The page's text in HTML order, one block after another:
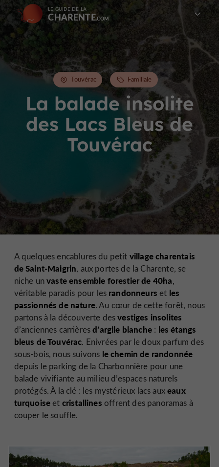
LE GUIDE DE LA
CHARENTE
La balade insolite
des Lacs Bleus de
Touvérac
Touvérac Familiale
A quelques encablures du petit village charentais
de Saint-Maigrin, aux portes de la Charente, se
niche unvaste ensemble forestier de 40ha,
véritable paradis pour les randonneurs et les
passionnés de nature. Au cœur de cette forêt, nous
partons à la découverte desvestiges insolites
d’anciennes carrièresd’argile blanche : les étangs
bleus de Touvérac. Enivrées par le doux parfum des
sous-bois, nous suivons le chemin de randonnée
depuis le parking de la Charbonnière pour une
balade vivifiante au milieu d’espaces naturels
protégés. À la clé : les mystérieux lacs auxeaux
turquoiseet cristallines offrent des panoramas à
couper le souffle.